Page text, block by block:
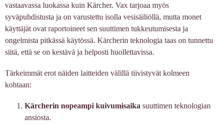
vastaavassa luokassa kuin Kärcher. Vax tarjoaa myös
syväpuhdistusta ja on varustettu isolla vesisäiliöllä, mutta monet
käyttäjät ovat raportoineet sen suuttimen tukkeutumisesta ja
ongelmista pitkässä käytössä. Kärcherin teknologia taas on tunnettu
siitä, että se on kestävä ja helposti huollettavissa.
Tärkeimmät erot näiden laitteiden välillä tiivistyvät kolmeen
kohtaan:
Kärcherin nopeampi kuivumisaika suuttimen teknologian
ansiosta.